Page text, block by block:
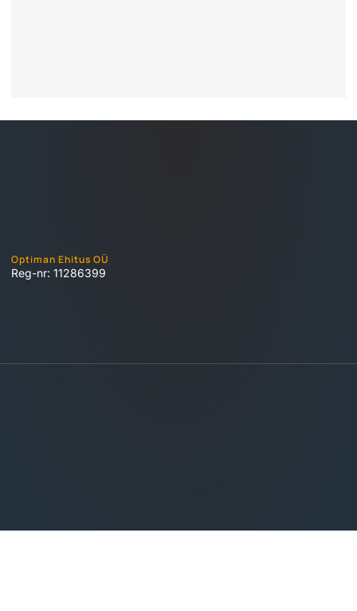
Optiman Ehitus OÜ
Reg-nr: 11286399